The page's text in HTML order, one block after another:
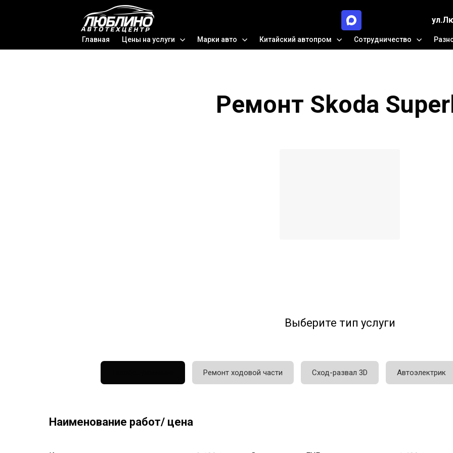
Главная
Цены на услуги Марки авто Китайский автопром Сотрудничество
Ремонт Skoda
Выберите тип услуги
Ремонт ходовой части Сход-развал 3D Автоэлектрик
Наименование работ/ цена